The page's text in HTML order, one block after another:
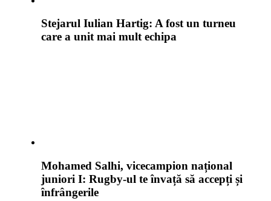
Stejarul Iulian Hartig: A fost un turneu
care a unit mai mult echipa
Mohamed Salhi, vicecampion național
juniori I: Rugby-ul te învață să accepți și
înfrângerile